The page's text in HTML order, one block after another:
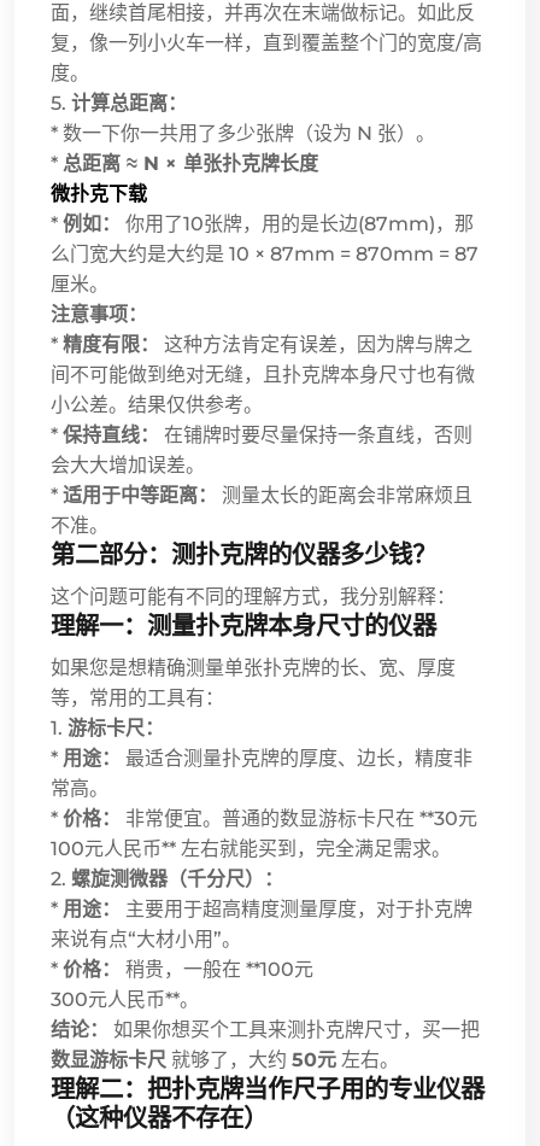
面，继续首尾相接，并再次在末端做标记。如此反
复，像一列小火车一样，直到覆盖整个门的宽度/高
度。
5. 计算总距离：
* 数一下你一共用了多少张牌（设为 N 张）。
* 总距离 ≈ N × 单张扑克牌长度
微扑克下载
* 例如：
你用了10张牌，用的是长边(87mm)，那
么门宽大约是大约是 10 × 87mm = 870mm = 87
厘米。
注意事项：
* 精度有限：
这种方法肯定有误差，因为牌与牌之
间不可能做到绝对无缝，且扑克牌本身尺寸也有微
小公差。结果仅供参考。
* 保持直线：
在铺牌时要尽量保持一条直线，否则
会大大增加误差。
* 适用于中等距离：
测量太长的距离会非常麻烦且
不准。
第二部分：测扑克牌的仪器多少钱？
这个问题可能有不同的理解方式，我分别解释：
理解一：测量扑克牌本身尺寸的仪器
如果您是想精确测量单张扑克牌的长、宽、厚度
等，常用的工具有：
1. 游标卡尺：
* 用途：
最适合测量扑克牌的厚度、边长，精度非
常高。
* 价格：
非常便宜。普通的数显游标卡尺在 **30元
100元人民币** 左右就能买到，完全满足需求。
2. 螺旋测微器（千分尺）：
* 用途：
主要用于超高精度测量厚度，对于扑克牌
来说有点“大材小用”。
* 价格：
稍贵，一般在 **100元
300元人民币**。
结论：
如果你想买个工具来测扑克牌尺寸，买一把
数显游标卡尺 就够了，大约 50元 左右。
理解二：把扑克牌当作尺子用的专业仪器
（这种仪器不存在）